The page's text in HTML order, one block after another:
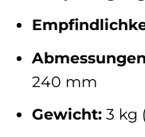
240 mm
Gewicht:3 kg